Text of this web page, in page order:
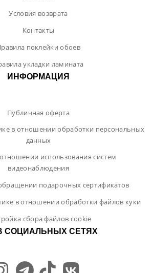
Условия возврата
Контакты
поклейки обоев
укладки ламината
ИНФОРМАЦИЯ
Публичная оферта
в отношении обработки персональных
данных
использования систем
видеонаблюдения
подарочных сертификатов
в отношении обработки файлов куки
сбора файлов cookie
СОЦИАЛЬНЫХ СЕТЯХ